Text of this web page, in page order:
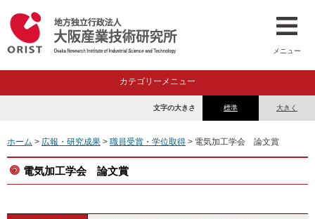
メニュー
カテゴリーメニュー
標準 大きく
文字の大きさ
ホーム > 広報・研究成果 > 職員受賞・学位取得 > 電気加工学会 論文賞
電気加工学会 論文賞